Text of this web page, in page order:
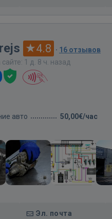
4.8 · 16 отзывов
1 д. 8 ч. назад
авто 50,00€/час
Эл. почта